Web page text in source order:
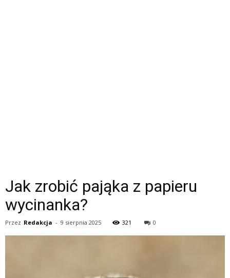
Jak zrobić pająka z papieru
wycinanka?
Przez Redakcja - 9 sierpnia 2025 321 0